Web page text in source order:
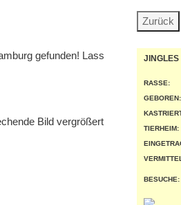
gefunden! Lass
Bild vergrößert
JINGLES
RASSE:
GEBOREN:
TIERHEIM:
BESUCHE: